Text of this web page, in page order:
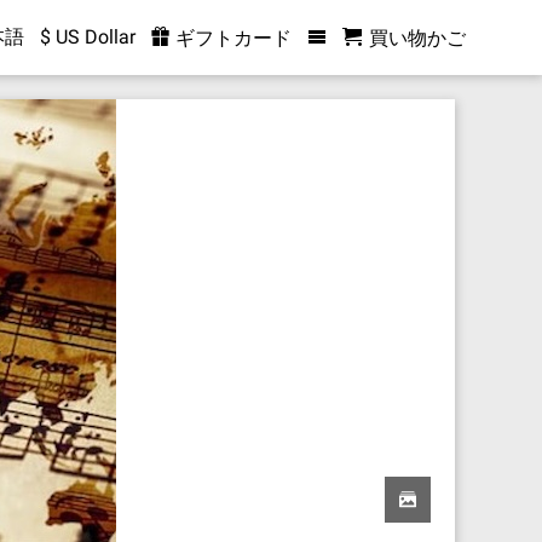
語 $ US Dollar ギフトカード 買い物かご